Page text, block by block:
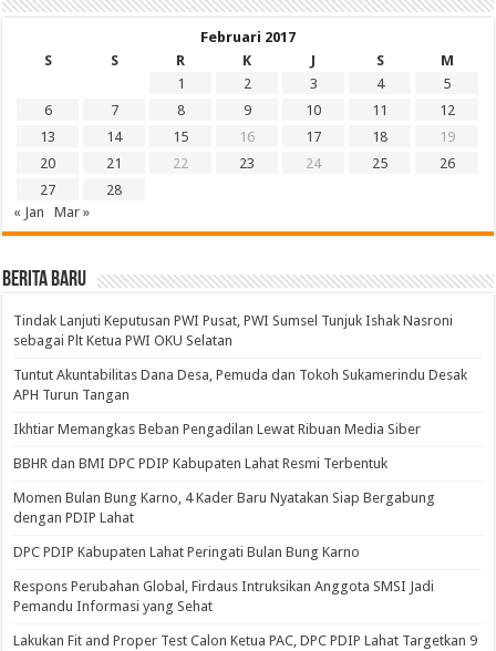
Februari 2017
S
S R K J S
M
1
2 3 4
5
6
7 8 9 10 11
12
13
14 15 16 17 18
19
20
21 22 23 24 25
26
27
28
« Jan
Mar »
BERITA BARU
Tindak Lanjuti Keputusan PWI Pusat, PWI Sumsel Tunjuk Ishak Nasroni
sebagai Plt Ketua PWI OKU Selatan
Tuntut Akuntabilitas Dana Desa, Pemuda dan Tokoh Sukamerindu Desak
APH Turun Tangan
Ikhtiar Memangkas Beban Pengadilan Lewat Ribuan Media Siber
BBHR dan BMI DPC PDIP Kabupaten Lahat Resmi Terbentuk
Momen Bulan Bung Karno, 4 Kader Baru Nyatakan Siap Bergabung
dengan PDIP Lahat
DPC PDIP Kabupaten Lahat Peringati Bulan Bung Karno
Respons Perubahan Global, Firdaus Intruksikan Anggota SMSI Jadi
Pemandu Informasi yang Sehat
Lakukan Fit and Proper Test Calon Ketua PAC, DPC PDIP Lahat Targetkan 9